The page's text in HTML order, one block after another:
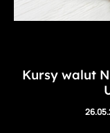
Kursy walut